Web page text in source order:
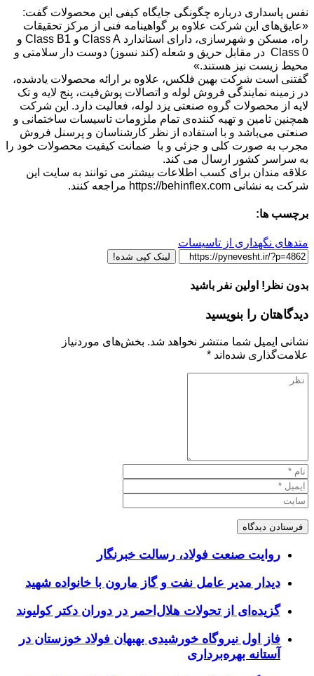
نفس پاسداری درباره چگونگی جایگاه کیفی این محصولات گفت:
«عایق‌های این شرکت علاوه بر گواهینامه فنی از مرکز تحقیقات
راه، مسکن و شهرسازی، دارای استاندارد Class A و Class B1 و
Class 0 در مقابل حریق و شعله (کند نسوز) دوست دار سلامتی و
محیط زیست نیز هستند.»
گفتنی است شرکت بهین فلکس، علاوه بر ارائه محصولات یادشده،
در زمینه نمایندگی فروش لوله و اتصالات پوش‌فیت، پنج لایه و تک
لایه از محصولات گروه صنعتی یزد لوله، فعالیت دارد. این شرکت
همچنین تامین و تهیه کننده‌ی تمام ملزومات تاسیسات ساختمانی و
صنعتی می‌باشد و با استفاده از نظر کارشناسان و پرسنل فروش
مجرب به صورت کلی و جزئی و با ‌‌ ضمانت کیفیت محصولات خود را
به سراسر کشور ارسال می کند.
علاقه مندان برای کسب اطلاعات بیشتر می توانند به سایت این
شرکت به نشانی https://behinflex.com مراجعه کنند.
برچسب ها:
متدهای نگهداری از تاسیسات
لینک کپی شده!
بدون نظر! اولین نفر باشید
دیدگاهتان را بنویسید
نشانی ایمیل شما منتشر نخواهد شد. بخش‌های موردنیاز
علامت‌گذاری شده‌اند *
روایت صنعت فولاد،‌ رسالت خبرنگار
دیدار مدیر عامل نفت و گاز مارون با خانواده شهید
گزیده‌ای از تحولات هلال‌احمر در دوران دکتر کولیوند
فاز اول نیروگاه خورشیدی بهبهان فولاد خوزستان در
آستانه بهره‌برداری